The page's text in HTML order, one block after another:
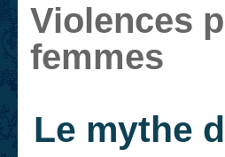
Violences
femmes
Le mythe